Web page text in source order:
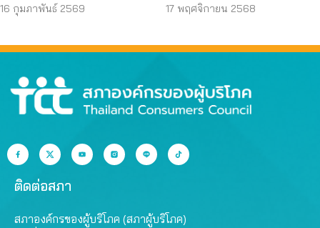
16 กุมภาพันธ์ 2569
เฉลี่ย 172 ครั้ง
17 พฤศจิกายน 2568
ติดต่อสภา
สภาองค์กรของผู้บริโภค (สภาผู้บริโภค)